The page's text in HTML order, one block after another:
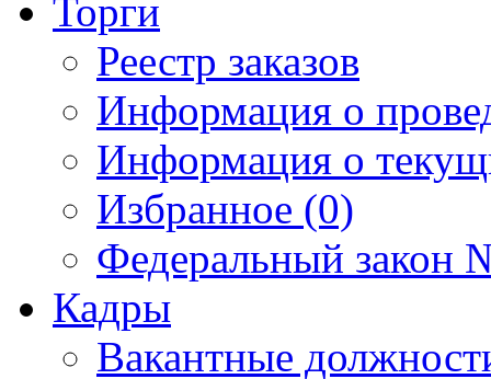
Торги
Реестр заказов
Информация о
Информация о
Избранное (0)
Федеральный закон
Кадры
Вакантные